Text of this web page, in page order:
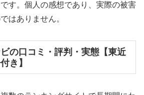
す。個人の感想であり、実際の被害
はありません。
の口コミ・評判・実態【東近
き】